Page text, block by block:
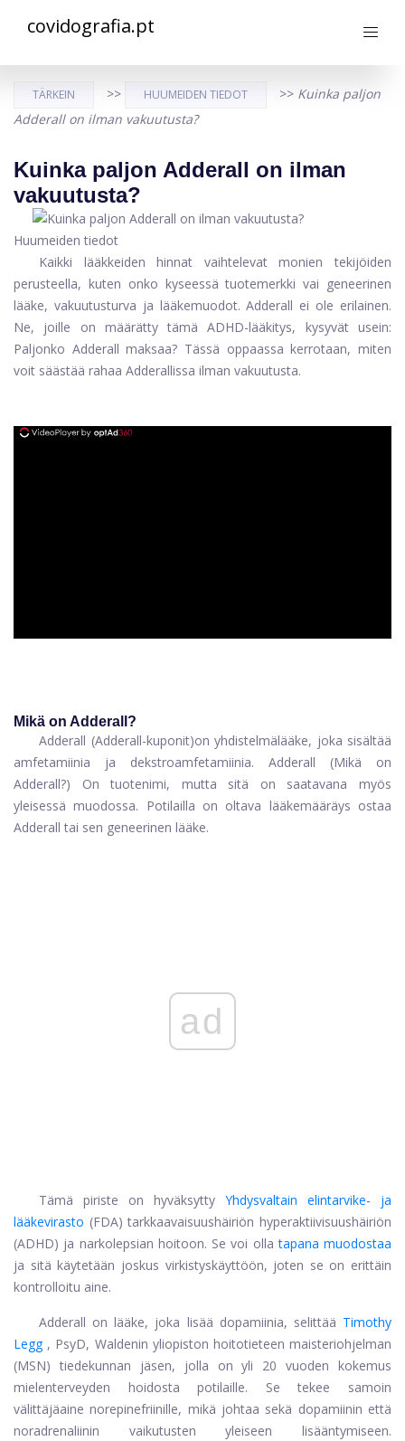
covidografia.pt
TÄRKEIN >> HUUMEIDEN TIEDOT >> Kuinka paljon
Adderall on ilman vakuutusta?
Kuinka paljon Adderall on ilman
vakuutusta?
Huumeiden tiedot
Kaikki lääkkeiden hinnat vaihtelevat monien tekijöiden
perusteella, kuten onko kyseessä tuotemerkki vai geneerinen
lääke, vakuutusturva ja lääkemuodot. Adderall ei ole erilainen.
Ne, joille on määrätty tämä ADHD-lääkitys, kysyvät usein:
Paljonko Adderall maksaa? Tässä oppaassa kerrotaan, miten
voit säästää rahaa Adderallissa ilman vakuutusta.
Mikä on Adderall?
Adderall (Adderall-kuponit)on yhdistelmälääke, joka sisältää
amfetamiinia ja dekstroamfetamiinia. Adderall (Mikä on
Adderall?) On tuotenimi, mutta sitä on saatavana myös
yleisessä muodossa. Potilailla on oltava lääkemääräys ostaa
Adderall tai sen geneerinen lääke.
ad
Tämä piriste on hyväksytty Yhdysvaltain elintarvike- ja
lääkevirasto (FDA) tarkkaavaisuushäiriön hyperaktiivisuushäiriön
(ADHD) ja narkolepsian hoitoon. Se voi olla tapana muodostaa
ja sitä käytetään joskus virkistyskäyttöön, joten se on erittäin
kontrolloitu aine.
Adderall on lääke, joka lisää dopamiinia, selittää Timothy
Legg , PsyD, Waldenin yliopiston hoitotieteen maisteriohjelman
(MSN) tiedekunnan jäsen, jolla on yli 20 vuoden kokemus
mielenterveyden hoidosta potilaille. Se tekee samoin
välittäjäaine norepinefriinille, mikä johtaa sekä dopamiinin että
noradrenaliinin vaikutusten yleiseen lisääntymiseen.